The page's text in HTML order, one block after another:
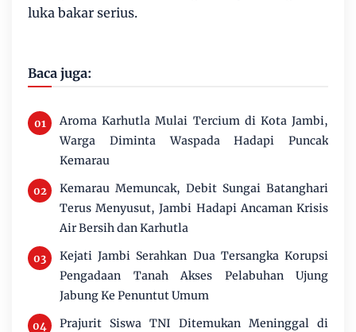
luka bakar serius.
Baca juga:
Aroma Karhutla Mulai Tercium di Kota Jambi,
Warga Diminta Waspada Hadapi Puncak
Kemarau
Kemarau Memuncak, Debit Sungai Batanghari
Terus Menyusut, Jambi Hadapi Ancaman Krisis
Air Bersih dan Karhutla
Kejati Jambi Serahkan Dua Tersangka Korupsi
Pengadaan Tanah Akses Pelabuhan Ujung
Jabung Ke Penuntut Umum
Prajurit Siswa TNI Ditemukan Meninggal di